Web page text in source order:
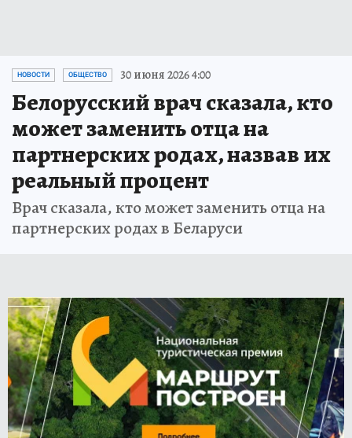
НОВОСТИ ОБЩЕСТВО 30 июня 2026 4:00
Белорусский врач сказала, кто
может заменить отца на
партнерских родах, назвав их
реальный процент
Врач сказала, кто может заменить отца на
партнерских родах в Беларуси